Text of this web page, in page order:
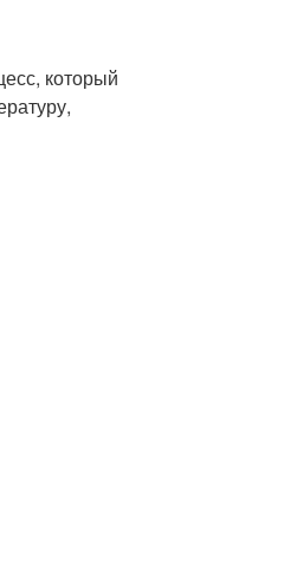
который